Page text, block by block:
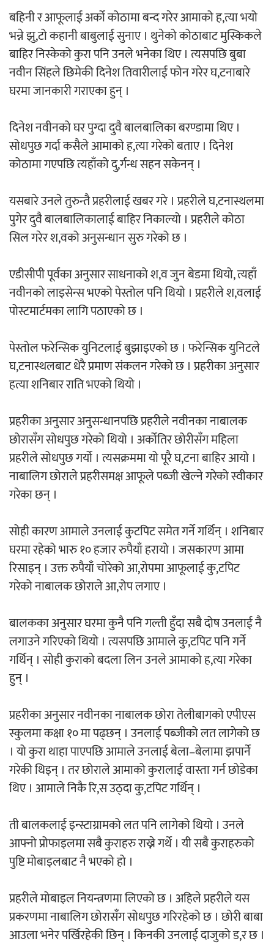
बहिनी र आफूलाई अर्को कोठामा बन्द गरेर आमाको ह,त्या भयो
भन्ने झु,टो कहानी बाबुलाई सुनाए । थुनेको कोठाबाट मुस्किकले
बाहिर निस्केको कुरा पनि उनले भनेका थिए । त्यसपछि बुबा
नवीन सिंहले छिमेकी दिनेश तिवारीलाई फोन गरेर घ,टनाबारे
घरमा जानकारी गराएका हुन् ।
दिनेश नवीनको घर पुग्दा दुवै बालबालिका बरण्डामा थिए ।
सोधपुछ गर्दा कसैले आमाको ह,त्या गरेको बताए । दिनेश
कोठामा गएपछि त्यहाँको दु,र्गन्ध सहन सकेनन् ।
यसबारे उनले तुरुन्तै प्रहरीलाई खबर गरे । प्रहरीले घ,टनास्थलमा
पुगेर दुवै बालबालिकालाई बाहिर निकाल्यो । प्रहरीले कोठा
सिल गरेर श,वको अनुसन्धान सुरु गरेको छ ।
एडीसीपी पूर्वका अनुसार साधनाको श,व जुन बेडमा थियो, त्यहाँ
नवीनको लाइसेन्स भएको पेस्तोल पनि थियो । प्रहरीले श,वलाई
पोस्टमार्टमका लागि पठाएको छ ।
पेस्तोल फरेन्सिक युनिटलाई बुझाइएको छ । फरेन्सिक युनिटले
घ,टनास्थलबाट धेरै प्रमाण संकलन गरेको छ । प्रहरीका अनुसार
हत्या शनिबार राति भएको थियो ।
प्रहरीका अनुसार अनुसन्धानपछि प्रहरीले नवीनका नाबालक
छोरासँग सोधपुछ गरेको थियो । अर्कोतिर छोरीसँग महिला
प्रहरीले सोधपुछ गर्यो । त्यसक्रममा यो पूरै घ,टना बाहिर आयो ।
नाबालिग छोराले प्रहरीसमक्ष आफूले पब्जी खेल्ने गरेको स्वीकार
गरेका छन् ।
सोही कारण आमाले उनलाई कुटपिट समेत गर्ने गर्थिन् । शनिबार
घरमा रहेको भारु १० हजार रुपैयाँ हरायो । जसकारण आमा
रिसाइन् । उक्त रुपैयाँ चोरेको आ,रोपमा आफूलाई कु,टपिट
गरेको नाबालक छोराले आ,रोप लगाए ।
बालकका अनुसार घरमा कुनै पनि गल्ती हुँदा सबै दोष उनलाई नै
लगाउने गरिएको थियो । त्यसपछि आमाले कु,टपिट पनि गर्ने
गर्थिन् । सोही कुराको बदला लिन उनले आमाको ह,त्या गरेका
हुन् ।
प्रहरीका अनुसार नवीनका नाबालक छोरा तेलीबागको एपीएस
स्कुलमा कक्षा १० मा पढ्छन् । उनलाई पब्जीको लत लागेको छ
। यो कुरा थाहा पाएपछि आमाले उनलाई बेला–बेलामा झपार्ने
गरेकी थिइन् । तर छोराले आमाको कुरालाई वास्ता गर्न छोडेका
थिए । आमाले निकै रि,स उठ्दा कु,टपिट गर्थिन् ।
ती बालकलाई इन्स्टाग्रामको लत पनि लागेको थियो । उनले
आफ्नो प्रोफाइलमा सबै कुराहरु राख्ने गर्थे । यी सबै कुराहरुको
पुष्टि मोबाइलबाट नै भएको हो ।
प्रहरीले मोबाइल नियन्त्रणमा लिएको छ । अहिले प्रहरीले यस
प्रकरणमा नाबालिग छोरासँग सोधपुछ गरिरहेको छ । छोरी बाबा
आउला भनेर पर्खिरहेकी छिन् । किनकी उनलाई दाजुको ड,र छ ।